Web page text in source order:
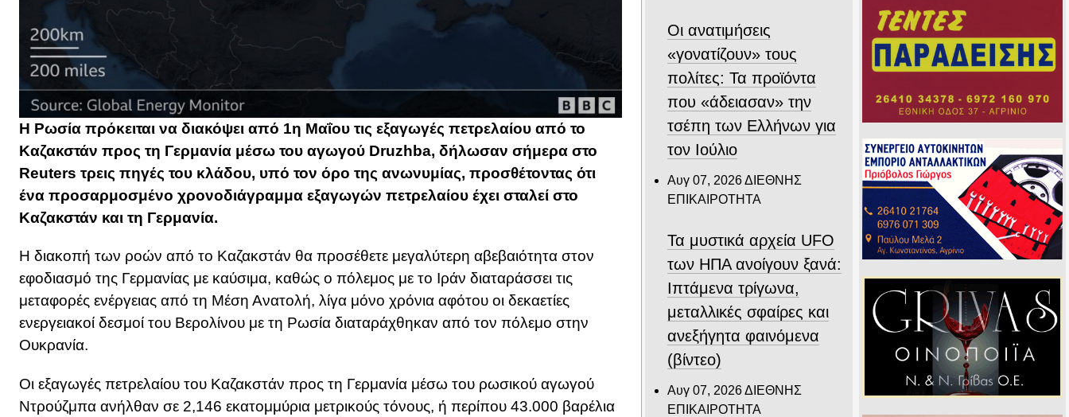
Η Ρωσία πρόκειται να διακόψει από 1η Μαΐου τις εξαγωγές πετρελαίου από το
Καζακστάν προς τη Γερμανία μέσω του αγωγού Druzhba, δήλωσαν σήμερα στο
Reuters τρεις πηγές του κλάδου, υπό τον όρο της ανωνυμίας, προσθέτοντας ότι
ένα προσαρμοσμένο χρονοδιάγραμμα εξαγωγών πετρελαίου έχει σταλεί στο
Καζακστάν και τη Γερμανία.
Η διακοπή των ροών από το Καζακστάν θα προσέθετε μεγαλύτερη αβεβαιότητα στον
εφοδιασμό της Γερμανίας με καύσιμα, καθώς ο πόλεμος με το Ιράν διαταράσσει τις
μεταφορές ενέργειας από τη Μέση Ανατολή, λίγα μόνο χρόνια αφότου οι δεκαετίες
ενεργειακοί δεσμοί του Βερολίνου με τη Ρωσία διαταράχθηκαν από τον πόλεμο στην
Ουκρανία.
Οι εξαγωγές πετρελαίου του Καζακστάν προς τη Γερμανία μέσω του ρωσικού αγωγού
Ντρούζμπα ανήλθαν σε 2,146 εκατομμύρια μετρικούς τόνους, ή περίπου 43.000 βαρέλια
Οι ανατιμήσεις
«γονατίζουν» τους
πολίτες: Τα προϊόντα
που «άδειασαν» την
τσέπη των Ελλήνων για
τον Ιούλιο
Αυγ 07, 2026ΔΙΕΘΝΗΣ
ΕΠΙΚΑΙΡΟΤΗΤΑ
Τα μυστικά αρχεία UFO
των ΗΠΑ ανοίγουν ξανά:
Ιπτάμενα τρίγωνα,
μεταλλικές σφαίρες και
ανεξήγητα φαινόμενα
(βίντεο)
Αυγ 07, 2026ΔΙΕΘΝΗΣ
ΕΠΙΚΑΙΡΟΤΗΤΑ